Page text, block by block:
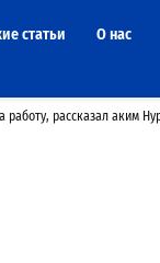
статьи
О нас
работу, рассказал аким